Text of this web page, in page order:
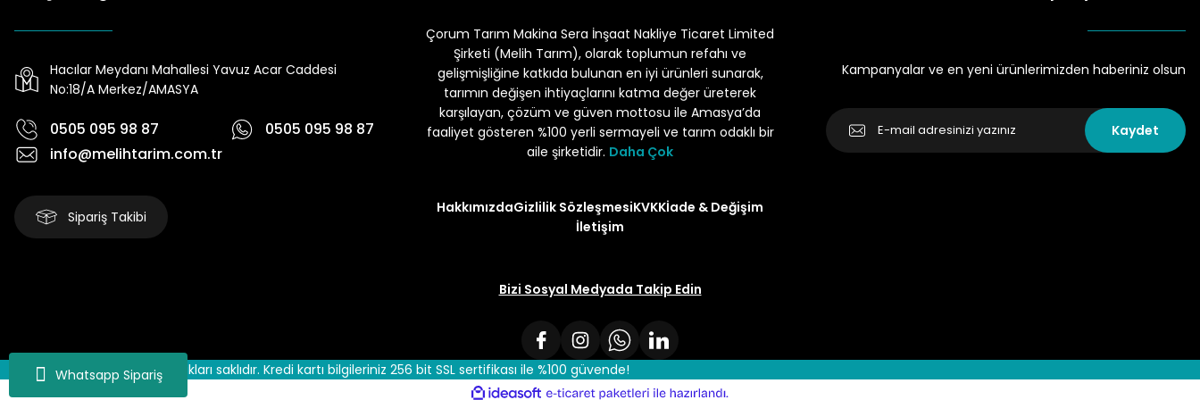
Whatsapp Sipariş
Bu ürün çok neşeli değil aynı anda süs yoncasıyla ektim. Bunun akibeti 2024 yazına belli
S... Ö... | 23/01/2024
Deneyimini Paylaş
Hacılar Meydanı Mahallesi Yavuz Acar Caddesi
No:18/A Merkez/AMASYA
0505 095 98 87
0505 095 98 87
info@melihtarim.com.tr
Sipariş Takibi
Çorum Tarım Makina Sera İnşaat Nakliye Ticaret Limited
Şirketi (Melih Tarım), olarak toplumun refahı ve
gelişmişliğine katkıda bulunan en iyi ürünleri sunarak,
tarımın değişen ihtiyaçlarını katma değer üreterek
karşılayan, çözüm ve güven mottosu ile Amasya’da
faaliyet gösteren %100 yerli sermayeli ve tarım odaklı bir
aile şirketidir. Daha Çok
HakkımızdaGizlilik SözleşmesiKVKKİade & Değişim
İletişim
Bizi Sosyal Medyada Takip Edin
Kampanyalar ve en yeni ürünlerimizden haberiniz olsun
Kaydet
2025 © MD Creative tüm hakları saklıdır. Kredi kartı bilgileriniz 256 bit SSL sertifikası ile %100 güvende!
ideasoft e-